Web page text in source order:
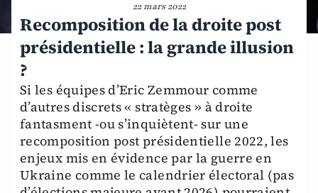
22 mars 2022
Recomposition de la droite post
présidentielle : la grande illusion
?
Si les équipes d’Eric Zemmour comme
d’autres discrets « stratèges » à droite
fantasment -ou s’inquiètent- sur une
recomposition post présidentielle 2022, les
enjeux mis en évidence par la guerre en
Ukraine comme le calendrier électoral (pas